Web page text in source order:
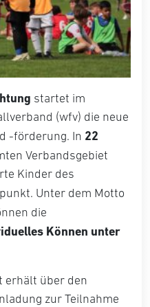
startet im
(wfv) die neue
-förderung. In 22
Verbandsgebiet
Kinder des
Unter dem Motto
die
Können unter
erhält über den
zur Teilnahme